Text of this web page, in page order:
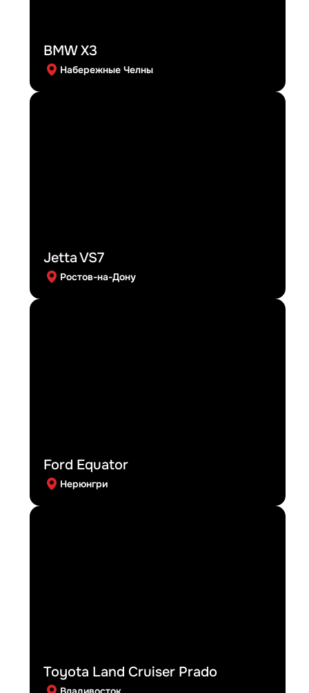
BMW X3
Набережные Челны
Jetta VS7
Ростов-на-Дону
Ford Equator
Нерюнгри
Toyota Land Cruiser Prado